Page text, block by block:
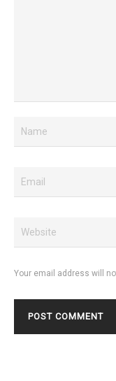
Your email address will